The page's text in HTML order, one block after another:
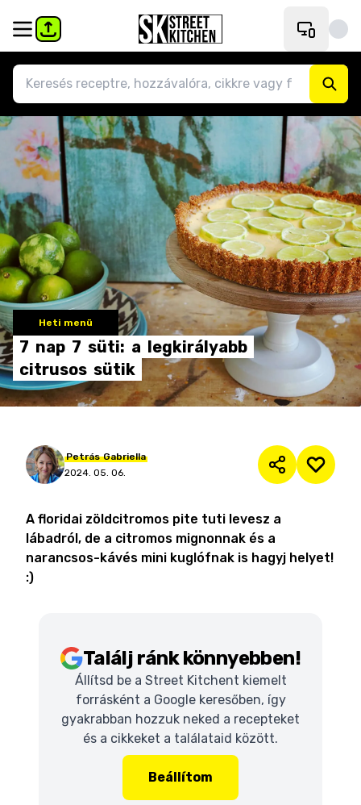
Heti menü
7 nap 7 süti: a legkirályabb
citrusos sütik
Petrás Gabriella
2024. 05. 06.
A floridai zöldcitromos pite tuti levesz a
lábadról, de a citromos mignonnak és a
narancsos-kávés mini kuglófnak is hagyj helyet!
:)
Találj ránk könnyebben!
Állítsd be a Street Kitchent kiemelt
forrásként a Google keresőben, így
gyakrabban hozzuk neked a recepteket
és a cikkeket a találataid között.
Beállítom